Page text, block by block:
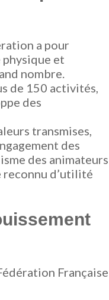
a pour
et
nombre.
de 150 activités,
des
transmises,
des
des animateurs
reconnu d’utilité
Française